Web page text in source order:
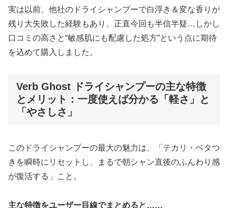
実は以前、他社のドライシャンプーで白浮き＆変な香りが
残り大失敗した経験もあり、正直今回も半信半疑…しかし
口コミの高さと“敏感肌にも配慮した処方”という点に期待
を込めて購入しました。
Verb Ghost ドライシャンプーの主な特徴
とメリット：一度使えば分かる「軽さ」と
「やさしさ」
このドライシャンプーの最大の魅力は、「テカリ・ベタつ
きを瞬時にリセットし、まるで朝シャン直後のふんわり感
が復活する」こと。
主な特徴をユーザー目線でまとめると……